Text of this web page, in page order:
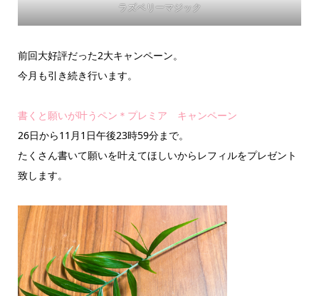
ラズベリーマジック
前回大好評だった2大キャンペーン。
今月も引き続き行います。
書くと願いが叶うペン＊プレミア キャンペーン
26日から11月1日午後23時59分まで。
たくさん書いて願いを叶えてほしいからレフィルをプレゼント
致します。